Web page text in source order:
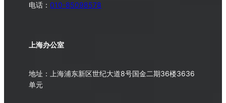
电话：010-85098578
上海办公室
地址：上海浦东新区世纪大道8号国金二期36楼3636
单元